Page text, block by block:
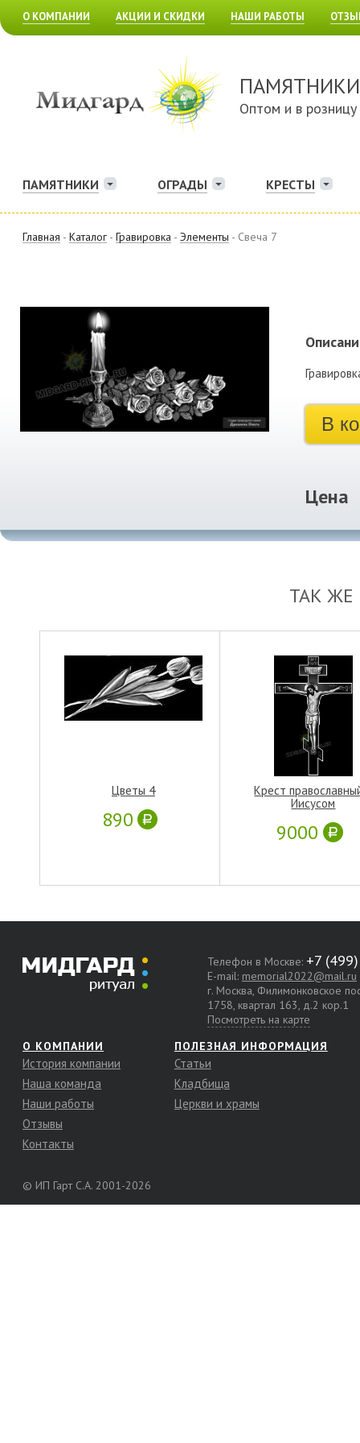
О КОМПАНИИ АКЦИИ И СКИДКИ НАШИ РАБОТЫ
ПАМЯТНИКИ
Оптом и в розницу
ПАМЯТНИКИ ОГРАДЫ КРЕСТЫ
Главная - Каталог - Гравировка - Элементы - Свеча 7
В
Цена
ТАК
Цветы 4
890
Крест
Иисусом
9000
Телефон в Москве:
E-mail: memorial2022@mail.ru
г. Москва, Филимонковское
1758, квартал 163, д.2 кор.1
Посмотреть на карте
О КОМПАНИИ
История компании
Наша команда
Наши работы
Отзывы
Контакты
ПОЛЕЗНАЯ ИНФОРМАЦИЯ
Статьи
Кладбища
Церкви и храмы
© ИП Гарт С.А. 2001-2026